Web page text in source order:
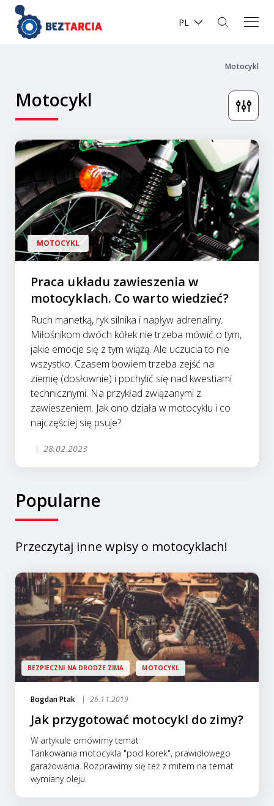
PL
Motocykl
Motocykl
MOTOCYKL
Praca układu zawieszenia w
motocyklach. Co warto wiedzieć?
Ruch manetką, ryk silnika i napływ adrenaliny.
Miłośnikom dwóch kółek nie trzeba mówić o tym,
jakie emocje się z tym wiążą. Ale uczucia to nie
wszystko. Czasem bowiem trzeba zejść na
ziemię (dosłownie) i pochylić się nad kwestiami
technicznymi. Na przykład związanymi z
zawieszeniem. Jak ono działa w motocyklu i co
najczęściej się psuje?
28.02.2023
Popularne
Przeczytaj inne wpisy o motocyklach!
BEZPIECZNI NA DRODZE ZIMA MOTOCYKL
Bogdan Ptak 26.11.2019
Jak przygotować motocykl do zimy?
W artykule omówimy temat
Tankowania motocykla "pod korek", prawidłowego
garażowania. Rozprawimy się też z mitem na temat
wymiany oleju.